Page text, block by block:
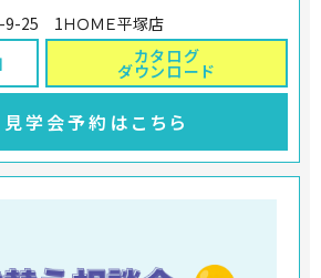
9-25 1ＨＯＭＥ平塚店
カタログ
ダウンロード
見学会予約はこちら